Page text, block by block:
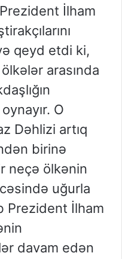
İlham
qeyd etdi ki,
arasında
O
Dəhlizi artıq
birinə
neçə ölkənin
uğurla
Prezident İlham
davam edən